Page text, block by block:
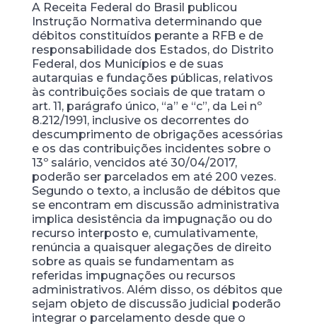
A Receita Federal do Brasil publicou
Instrução Normativa determinando que
débitos constituídos perante a RFB e de
responsabilidade dos Estados, do Distrito
Federal, dos Municípios e de suas
autarquias e fundações públicas, relativos
às contribuições sociais de que tratam o
art. 11, parágrafo único, “a” e “c”, da Lei nº
8.212/1991, inclusive os decorrentes do
descumprimento de obrigações acessórias
e os das contribuições incidentes sobre o
13º salário, vencidos até 30/04/2017,
poderão ser parcelados em até 200 vezes.
Segundo o texto, a inclusão de débitos que
se encontram em discussão administrativa
implica desistência da impugnação ou do
recurso interposto e, cumulativamente,
renúncia a quaisquer alegações de direito
sobre as quais se fundamentam as
referidas impugnações ou recursos
administrativos. Além disso, os débitos que
sejam objeto de discussão judicial poderão
integrar o parcelamento desde que o